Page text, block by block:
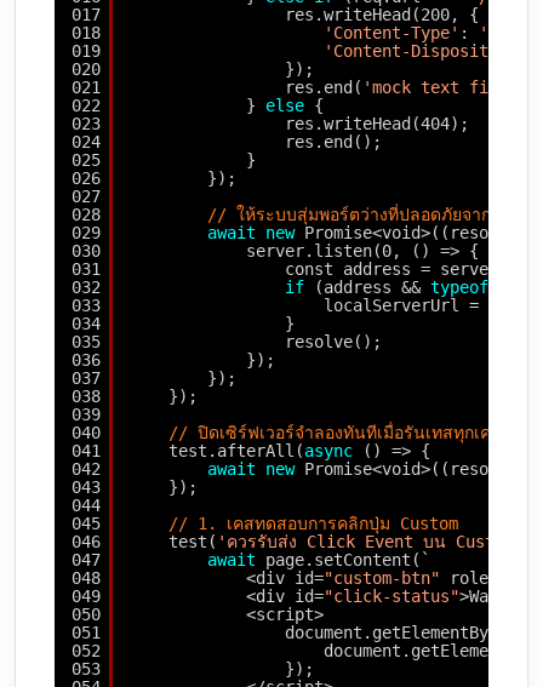
017
018
019
020
021
022
023
024
025
026
027
028
029
030
031
032
033
034
035
036
037
038
039
040
041
042
043
044
045
046
047
048
049
050
051
052
053
res.writeHead(200, {
'Content-Type' :
'Content-Disposition'
});
res.end( 'mock text file
} else {
res.writeHead(404);
res.end();
}
});
// ให้ระบบสุ่มพอร์ตว่างที่ปลอดภัยจากระบ
await
new Promise<void>((resolve)
server.listen(0, () => {
const address =
if
(address && typeof
localServerUrl =
}
resolve();
});
});
});
// ปิดเซิร์ฟเวอร์จำลองทันทีเมื่อรันเทสทุกเคสใน
test.afterAll(async
() => {
await
new
});
// 1. เคสทดสอบการคลิกปุ่ม Custom
test( 'ควรรับส่ง Click Event บน Custom
await
page.setContent(`
<div id="custom-btn" role=
<div id="click-status"
<script>
document.getElementById(
});